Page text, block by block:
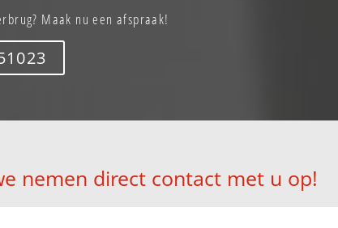
Maak nu een afspraak!
nemen direct contact met u op!